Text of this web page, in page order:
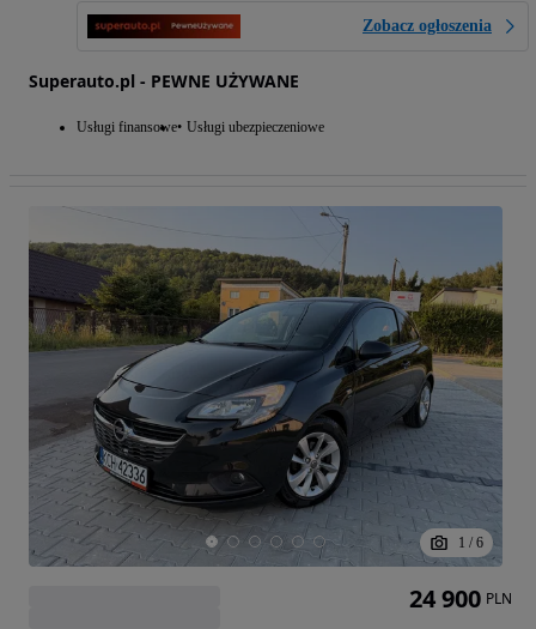
Zobacz ogłoszenia
Superauto.pl - PEWNE UŻYWANE
Usługi finansowe Usługi ubezpieczeniowe
1 / 6
24 900 PLN